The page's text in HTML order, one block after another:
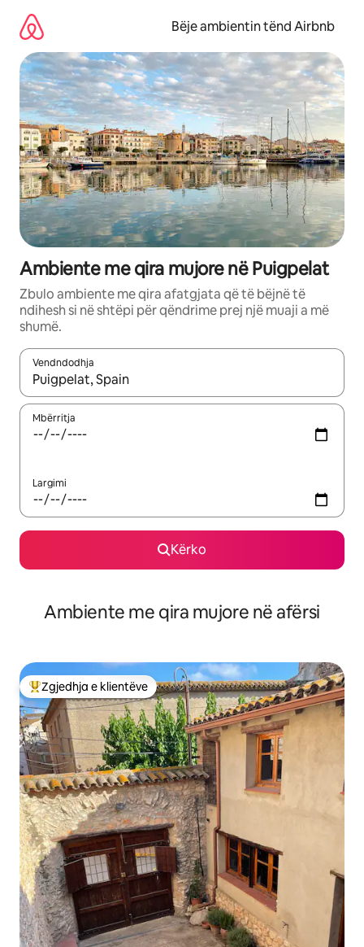
përmbajtja
Bëje ambientin tënd Airbnb
Ambiente me qira mujore në Puigpelat
Zbulo ambiente me qira afatgjata që të bëjnë të
ndihesh si në shtëpi për qëndrime prej një muaji a më
shumë.
Vendndodhja
Kur rezultatet të jenë të disponueshme, lëviz me butonat e
Mbërritja
Largimi
Kërko
Ambiente me qira mujore në afërsi
Më të mirat e zgjedhjeve të klientëve
Zgjedhja e klientëve